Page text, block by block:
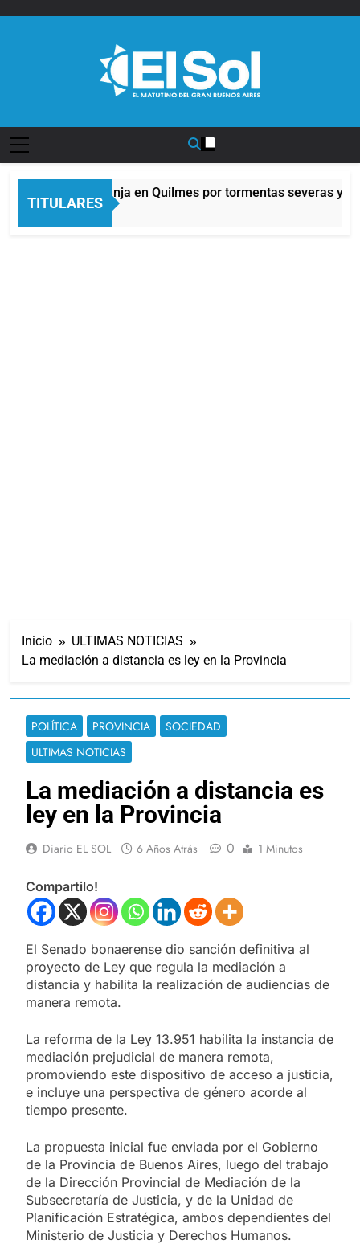
TITULARES
Alerta naranja en Quilmes por tormentas severas y
5 Horas Atrás
Inicio
ULTIMAS NOTICIAS
La mediación a distancia es ley en la Provincia
POLÍTICA PROVINCIA
SOCIEDAD
ULTIMAS NOTICIAS
La mediación a distancia es
ley en la Provincia
Diario EL SOL 6 Años Atrás 0 1 Minutos
Compartilo!
El Senado bonaerense dio sanción definitiva al
proyecto de Ley que regula la mediación a
distancia y habilita la realización de audiencias de
manera remota.
La reforma de la Ley 13.951 habilita la instancia de
mediación prejudicial de manera remota,
promoviendo este dispositivo de acceso a justicia,
e incluye una perspectiva de género acorde al
tiempo presente.
La propuesta inicial fue enviada por el Gobierno
de la Provincia de Buenos Aires, luego del trabajo
de la Dirección Provincial de Mediación de la
Subsecretaría de Justicia, y de la Unidad de
Planificación Estratégica, ambos dependientes del
Ministerio de Justicia y Derechos Humanos.